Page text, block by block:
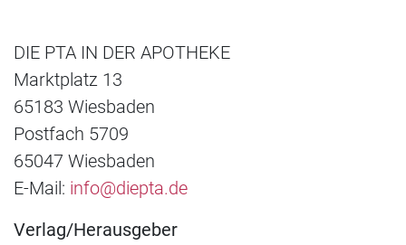
DIE PTA IN DER APOTHEKE
Marktplatz 13
65183 Wiesbaden
Postfach 5709
65047 Wiesbaden
E-Mail: info@diepta.de
Verlag/Herausgeber